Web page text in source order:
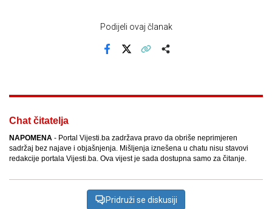
Podijeli ovaj članak
Chat čitatelja
NAPOMENA - Portal Vijesti.ba zadržava pravo da obriše neprimjeren
sadržaj bez najave i objašnjenja. Mišljenja iznešena u chatu nisu stavovi
redakcije portala Vijesti.ba. Ova vijest je sada dostupna samo za čitanje.
Pridruži se diskusiji